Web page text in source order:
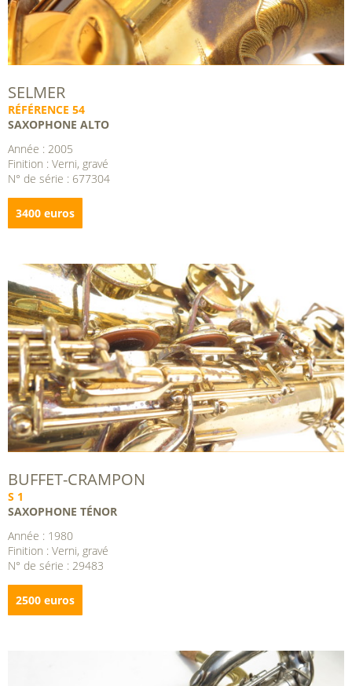
SELMER
RÉFÉRENCE 54
SAXOPHONE ALTO
Année : 2005
Finition : Verni, gravé
N° de série : 677304
3400 euros
BUFFET-CRAMPON
S 1
SAXOPHONE TÉNOR
Année : 1980
Finition : Verni, gravé
N° de série : 29483
2500 euros